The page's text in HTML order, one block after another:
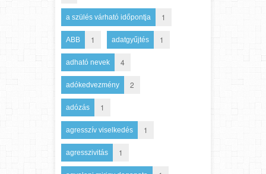
a szülés várható időpontja 1
ABB 1 adatgyűjtés 1
adható nevek 4
adókedvezmény 2
adózás 1
agresszív viselkedés 1
agresszivitás 1